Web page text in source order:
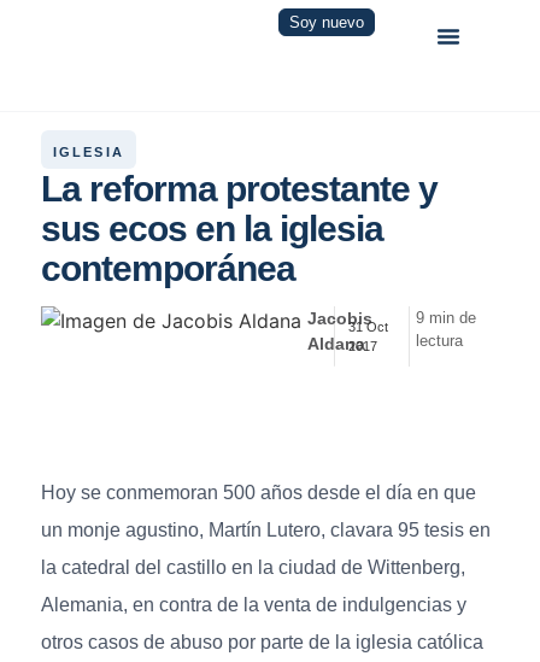
Soy nuevo
IGLESIA
La reforma protestante y
sus ecos en la iglesia
contemporánea
Jacobis
Aldana
31 Oct
2017
9 min de
lectura
Hoy se conmemoran 500 años desde el día en que
un monje agustino, Martín Lutero, clavara 95 tesis en
la catedral del castillo en la ciudad de Wittenberg,
Alemania, en contra de la venta de indulgencias y
otros casos de abuso por parte de la iglesia católica